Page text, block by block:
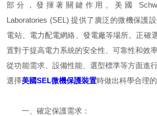
部分，發揮著關鍵作用。美國
Laboratories (SEL) 提供了廣泛的微機保護
電站、電力配電網絡、發電廠等場所。正確
置對于提高電力系統的安全性、可靠性和效
從功能需求、設備性能、選型標準等方面進
選擇美國SEL微機保護裝置時做出科學合理的
一、確定保護需求：